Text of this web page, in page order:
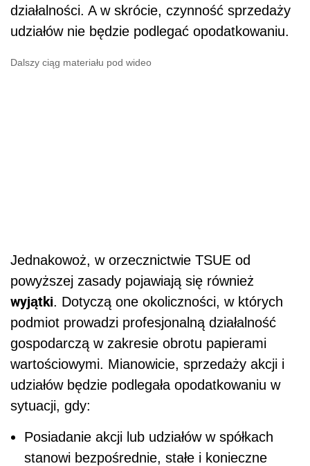
działalności. A w skrócie, czynność sprzedaży
udziałów nie będzie podlegać opodatkowaniu.
Dalszy ciąg materiału pod wideo
Jednakowoż, w orzecznictwie TSUE od
powyższej zasady pojawiają się również
wyjątki. Dotyczą one okoliczności, w których
podmiot prowadzi profesjonalną działalność
gospodarczą w zakresie obrotu papierami
wartościowymi. Mianowicie, sprzedaży akcji i
udziałów będzie podlegała opodatkowaniu w
sytuacji, gdy:
Posiadanie akcji lub udziałów w spółkach
stanowi bezpośrednie, stałe i konieczne